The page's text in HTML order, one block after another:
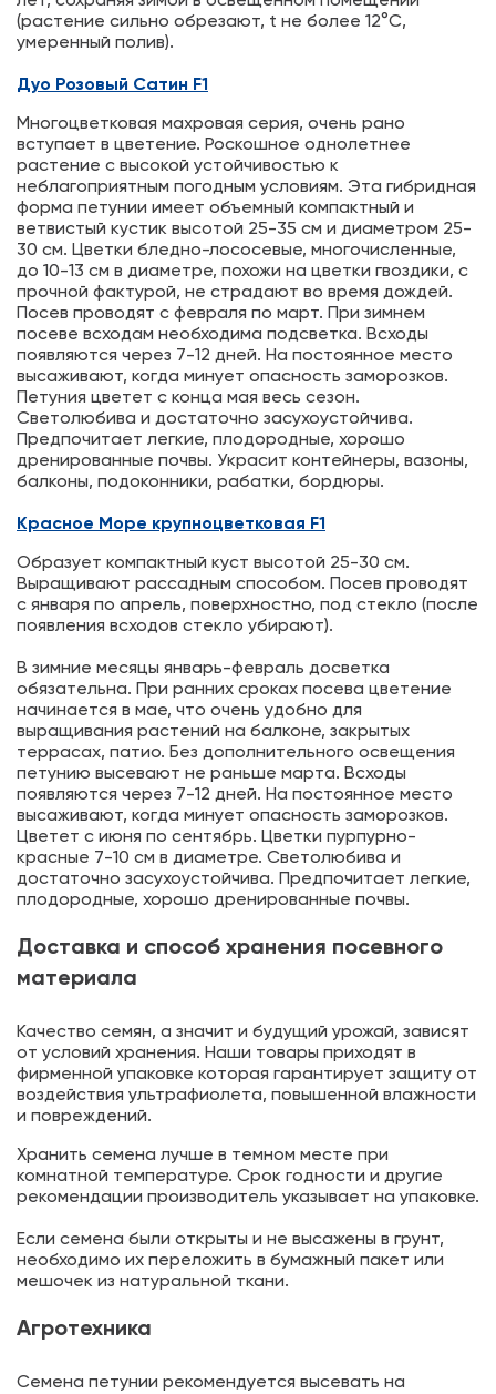
(растение сильно обрезают, t не более 12°C,
умеренный полив).
Дуо Розовый Сатин F1
Многоцветковая махровая серия, очень рано
вступает в цветение. Роскошное однолетнее
растение с высокой устойчивостью к
неблагоприятным погодным условиям. Эта гибридная
форма петунии имеет объемный компактный и
ветвистый кустик высотой 25-35 см и диаметром 25-
30 см. Цветки бледно-лососевые, многочисленные,
до 10-13 см в диаметре, похожи на цветки гвоздики, с
прочной фактурой, не страдают во время дождей.
Посев проводят с февраля по март. При зимнем
посеве всходам необходима подсветка. Всходы
появляются через 7-12 дней. На постоянное место
высаживают, когда минует опасность заморозков.
Петуния цветет с конца мая весь сезон.
Светолюбива и достаточно засухоустойчива.
Предпочитает легкие, плодородные, хорошо
дренированные почвы. Украсит контейнеры, вазоны,
балконы, подоконники, рабатки, бордюры.
Красное Море крупноцветковая F1
Образует компактный куст высотой 25-30 см.
Выращивают рассадным способом. Посев проводят
с января по апрель, поверхностно, под стекло (после
появления всходов стекло убирают).
В зимние месяцы январь-февраль досветка
обязательна. При ранних сроках посева цветение
начинается в мае, что очень удобно для
выращивания растений на балконе, закрытых
террасах, патио. Без дополнительного освещения
петунию высевают не раньше марта. Всходы
появляются через 7-12 дней. На постоянное место
высаживают, когда минует опасность заморозков.
Цветет с июня по сентябрь. Цветки пурпурно-
красные 7-10 см в диаметре. Светолюбива и
достаточно засухоустойчива. Предпочитает легкие,
плодородные, хорошо дренированные почвы.
Доставка и способ хранения посевного
материала
Качество семян, а значит и будущий урожай, зависят
от условий хранения. Наши товары приходят в
фирменной упаковке которая гарантирует защиту от
воздействия ультрафиолета, повышенной влажности
и повреждений.
Хранить семена лучше в темном месте при
комнатной температуре. Срок годности и другие
рекомендации производитель указывает на упаковке.
Если семена были открыты и не высажены в грунт,
необходимо их переложить в бумажный пакет или
мешочек из натуральной ткани.
Агротехника
Семена петунии рекомендуется высевать на